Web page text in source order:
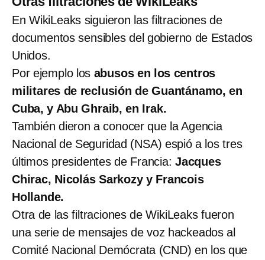
En WikiLeaks siguieron las filtraciones de
documentos sensibles del gobierno de Estados
Unidos.
Por ejemplo los abusos en los centros
militares de reclusión de Guantánamo, en
Cuba, y Abu Ghraib, en Irak.
También dieron a conocer que la Agencia
Nacional de Seguridad (NSA) espió a los tres
últimos presidentes de Francia:Jacques
Chirac, Nicolás Sarkozy y Francois
Hollande.
Otra de las filtraciones de WikiLeaks fueron
una serie de mensajes de voz hackeados al
Comité Nacional Demócrata (CND) en los que